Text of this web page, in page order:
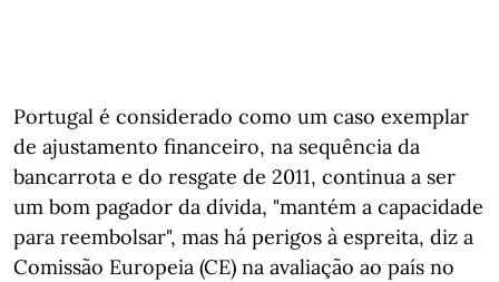
Portugal é considerado como um caso exemplar
de ajustamento financeiro, na sequência da
bancarrota e do resgate de 2011, continua a ser
um bom pagador da dívida, "mantém a capacidade
para reembolsar", mas há perigos à espreita, diz a
Comissão Europeia (CE) na avaliação ao país no